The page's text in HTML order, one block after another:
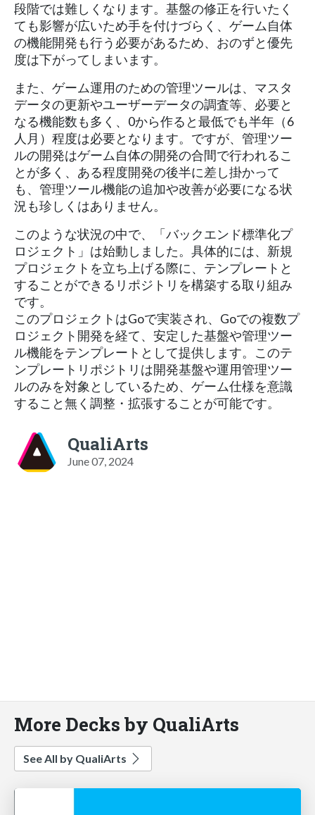
段階では難しくなります。基盤の修正を行いたく
ても影響が広いため手を付けづらく、ゲーム自体
の機能開発も行う必要があるため、おのずと優先
度は下がってしまいます。
また、ゲーム運用のための管理ツールは、マスタ
データの更新やユーザーデータの調査等、必要と
なる機能数も多く、0から作ると最低でも半年（6
人月）程度は必要となります。ですが、管理ツー
ルの開発はゲーム自体の開発の合間で行われるこ
とが多く、ある程度開発の後半に差し掛かって
も、管理ツール機能の追加や改善が必要になる状
況も珍しくはありません。
このような状況の中で、「バックエンド標準化プ
ロジェクト」は始動しました。具体的には、新規
プロジェクトを立ち上げる際に、テンプレートと
することができるリポジトリを構築する取り組み
です。
このプロジェクトはGoで実装され、Goでの複数プ
ロジェクト開発を経て、安定した基盤や管理ツー
ル機能をテンプレートとして提供します。このテ
ンプレートリポジトリは開発基盤や運用管理ツー
ルのみを対象としているため、ゲーム仕様を意識
すること無く調整・拡張することが可能です。
QualiArts
June 07, 2024
More Decks by QualiArts
See All by QualiArts